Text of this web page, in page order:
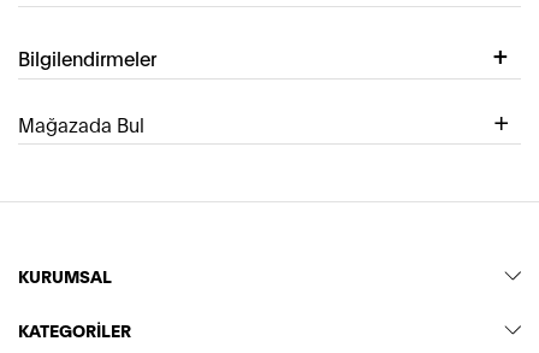
Bilgilendirmeler
Mağazada Bul
KURUMSAL
KATEGORİLER